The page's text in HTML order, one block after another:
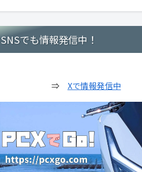
SNSでも情報発信中！
⇒ Xで情報発信中